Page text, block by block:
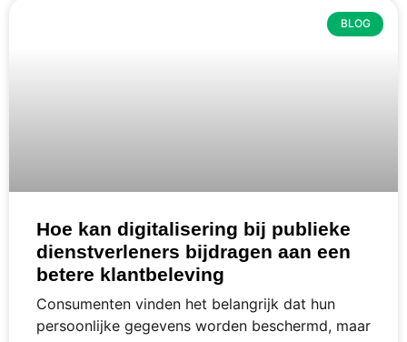
BLOG
Hoe kan digitalisering bij publieke
dienstverleners bijdragen aan een
betere klantbeleving
Consumenten vinden het belangrijk dat hun
persoonlijke gegevens worden beschermd, maar